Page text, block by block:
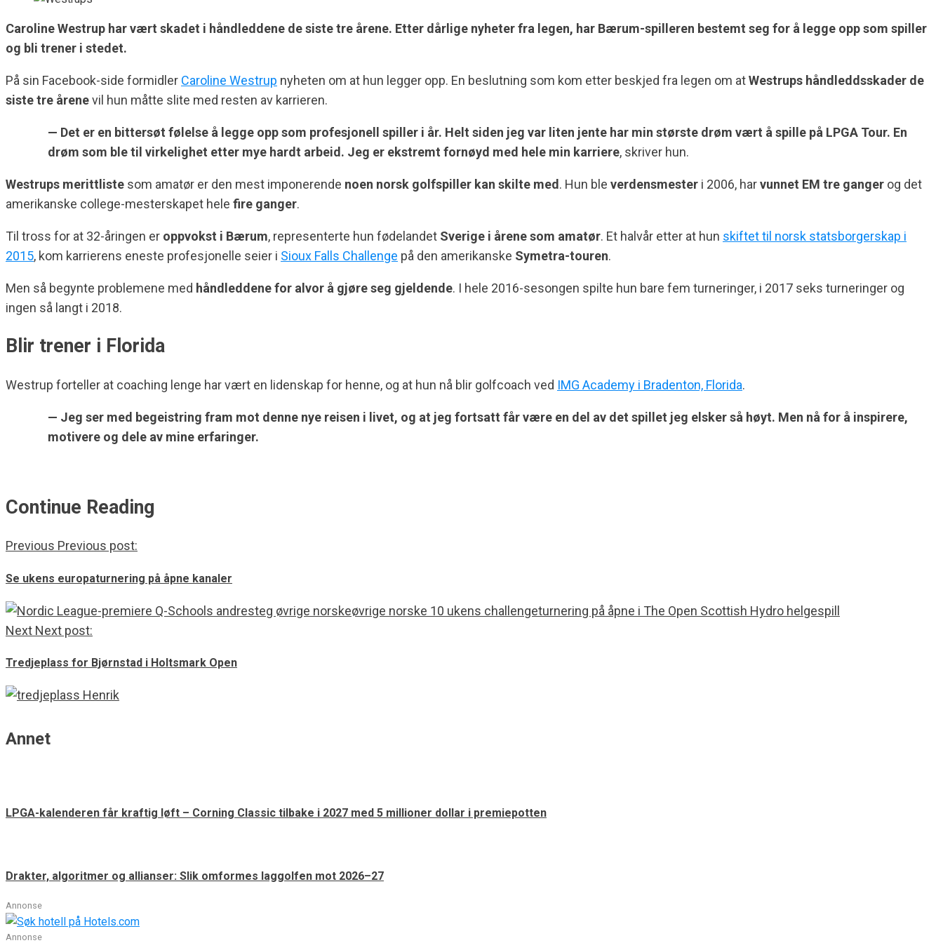
Caroline Westrup har vært skadet i håndleddene de siste tre årene. Etter dårlige nyheter fra legen, har Bærum-spilleren bestemt seg for å legge opp som spiller
og bli trener i stedet.
På sin Facebook-side formidler Caroline Westrup nyheten om at hun legger opp. En beslutning som kom etter beskjed fra legen om atWestrups håndleddsskader de
siste tre årenevil hun måtte slite med resten av karrieren.
— Det er en bittersøt følelse å legge opp som profesjonell spiller i år. Helt siden jeg var liten jente har min største drøm vært å spille på LPGA Tour. En
drøm som ble til virkelighet etter mye hardt arbeid. Jeg er ekstremt fornøyd med hele min karriere, skriver hun.
Westrups merittliste som amatør er den mest imponerende noen norsk golfspiller kan skilte med. Hun ble verdensmester i 2006, harvunnet EM tre ganger og det
amerikanske college-mesterskapet hele fire ganger.
Til tross for at 32-åringen er oppvokst i Bærum, representerte hun fødelandet Sverige i årene som amatør. Et halvår etter at hun skiftet til norsk statsborgerskap i
2015, kom karrierens eneste profesjonelle seier i Sioux Falls Challenge på den amerikanske Symetra-touren.
Men så begynte problemene med håndleddene for alvor å gjøre seg gjeldende. I hele 2016-sesongen spilte hun bare fem turneringer, i 2017 seks turneringer og
ingen så langt i 2018.
Blir trener i Florida
Westrup forteller at coaching lenge har vært en lidenskap for henne, og at hun nå blir golfcoach ved IMG Academy i Bradenton, Florida.
— Jeg ser med begeistring fram mot denne nye reisen i livet, og at jeg fortsatt får være en del av det spillet jeg elsker så høyt. Men nå for å inspirere,
motivere og dele av mine erfaringer.
Continue Reading
Previous Previous post:
Se ukens europaturnering på åpne kanaler
Next Next post:
Tredjeplass for Bjørnstad i Holtsmark Open
Annet
LPGA-kalenderen får kraftig løft – Corning Classic tilbake i 2027 med 5 millioner dollar i premiepotten
Drakter, algoritmer og allianser: Slik omformes laggolfen mot 2026–27
Annonse
Annonse